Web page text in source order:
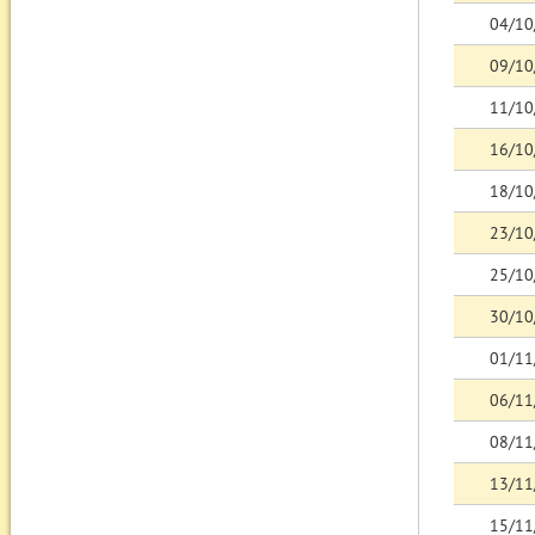
04/
09/
11/
16/
18/
23/
25/
30/
01/
06/
08/
13/
15/